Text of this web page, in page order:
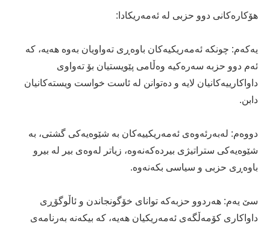
هۆكاره‌كانى دوو حزبی له‌ ئه‌مه‌ریكادا:
یه‌كه‌م: چونكه‌ ئه‌مه‌ریكیه‌كان باوه‌ڕى ته‌واویان به‌وه‌ هه‌یه‌، كه‌
ئه‌م دوو حزبه‌ سه‌ره‌كیه‌ وه‌ڵامى پێویستیان بۆ ته‌واوى
داواكارییه‌كانیان لایه‌ و ده‌توانن له‌ ئاست خواست ویسته‌كانیان
دابن.
دووه‌م: له‌به‌رئه‌وه‌ى ئه‌مه‌ریكییه‌كان به‌ شێوه‌یه‌كى گشتى، به‌
شێوه‌یه‌كى ستراتیژى بیرده‌كه‌نه‌وه‌، زیاتر له‌وه‌ى بیر له‌ بیرو
باوه‌ڕى حزبی و سیاسى بكه‌نه‌وه‌.
سێ یه‌م: هه‌ردوو حزبه‌كه‌ تواناى خۆگونجاندن و ئاڵوگۆڕى
داواكاری كۆمه‌ڵگه‌ى ئه‌مه‌ریكیان هه‌یه‌، كه‌ بیكه‌نه‌ به‌رنامه‌ى